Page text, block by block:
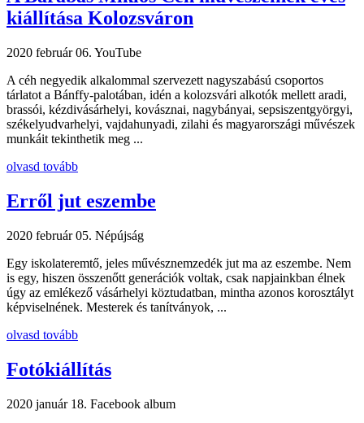
kiállítása Kolozsváron
2020 február 06. YouTube
A céh negyedik alkalommal szervezett nagyszabású csoportos
tárlatot a Bánffy-palotában, idén a kolozsvári alkotók mellett aradi,
brassói, kézdivásárhelyi, kovásznai, nagybányai, sepsiszentgyörgyi,
székelyudvarhelyi, vajdahunyadi, zilahi és magyarországi művészek
munkáit tekinthetik meg ...
olvasd tovább
Erről jut eszembe
2020 február 05. Népújság
Egy iskolateremtő, jeles művésznemzedék jut ma az eszembe. Nem
is egy, hiszen összenőtt generációk voltak, csak napjainkban élnek
úgy az emlékező vásárhelyi köztudatban, mintha azonos korosztályt
képviselnének. Mesterek és tanítványok, ...
olvasd tovább
Fotókiállítás
2020 január 18. Facebook album